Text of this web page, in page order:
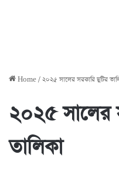
Home / ২০২৫ সালের সরকারি ছুটির
২০২৫ সালের
তালিকা